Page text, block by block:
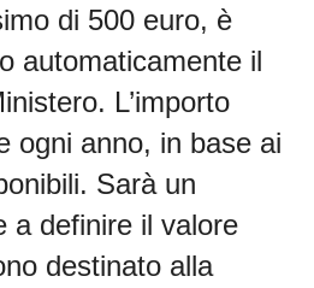
di 500 euro, è
automaticamente il
. L’importo
ogni anno, in base ai
Sarà un
a definire il valore
destinato alla